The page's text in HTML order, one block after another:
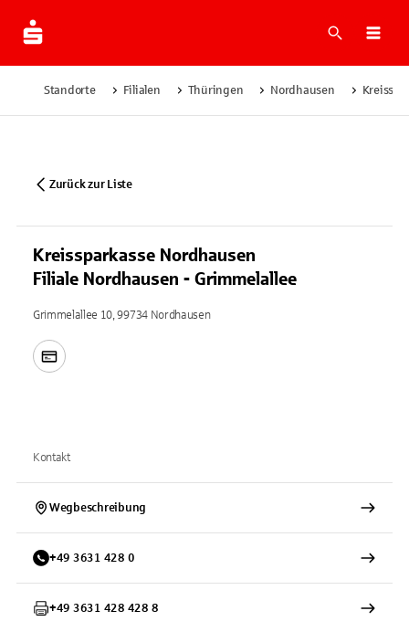
Suche
Standorte Filialen Thüringen Nordhausen
Zurück zur Liste
Kreissparkasse Nordhausen
Filiale Nordhausen - Grimmelallee
Grimmelallee 10, 99734 Nordhausen
Kontakt
Wegbeschreibung
+49 3631 428 0
+49 3631 428 428 8